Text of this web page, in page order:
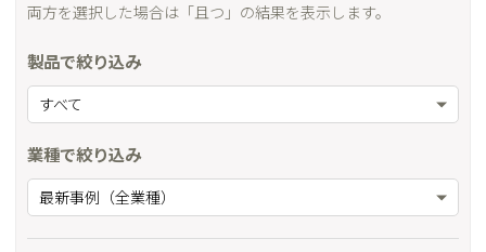
両方を選択した場合は「且つ」の結果を表示します。
製品で絞り込み
すべて
業種で絞り込み
最新事例（全業種）